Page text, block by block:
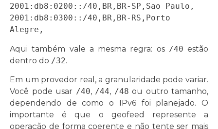
2001:db8:0200::/40,BR,BR-SP,Sao Paulo,
2001:db8:0300::/40,BR,BR-RS,Porto
Alegre,
Aqui também vale a mesma regra: os /40 estão
dentro do /32.
Em um provedor real, a granularidade pode variar.
Você pode usar /40, /44, /48 ou outro tamanho,
dependendo de como o IPv6 foi planejado. O
importante é que o geofeed represente a
operação de forma coerente e não tente ser mais